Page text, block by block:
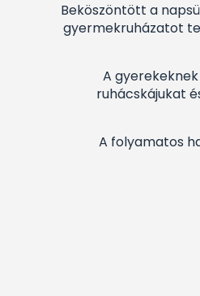
Beköszöntött a
gyermekruházatot
A
ruhácskájukat
A folyamatos